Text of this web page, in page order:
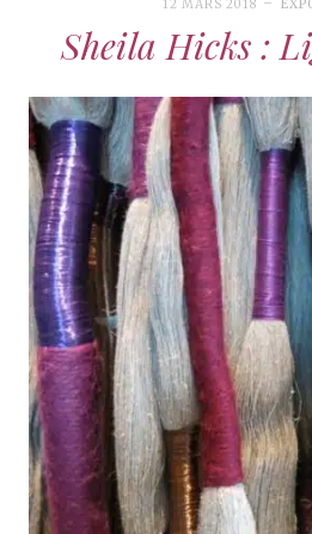
12 MARS 2018
Sheila Hicks :